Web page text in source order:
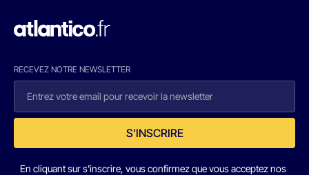
RECEVEZ NOTRE NEWSLETTER
S'INSCRIRE
En cliquant sur s'inscrire, vous confirmez que vous acceptez nos